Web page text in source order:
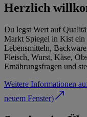
Herzlich
Du legst Wert auf
Markt Spiegel in Kist ein
Lebensmitteln,
Fleisch, Wurst, Käse,
Ernährungsfragen und
Weitere Informationen
neuem Fenster)